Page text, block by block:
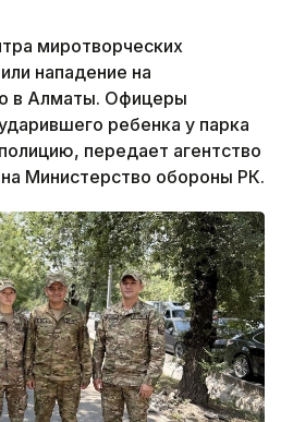
миротворческих
нападение на
в Алматы. Офицеры
ребенка у парка
передает агентство
Министерство обороны РК.